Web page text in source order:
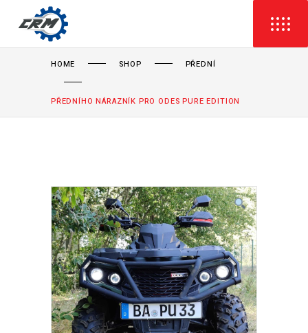
HOME SHOP PŘEDNÍ
PŘEDNÍHO NÁRAZNÍK PRO ODES PURE EDITION